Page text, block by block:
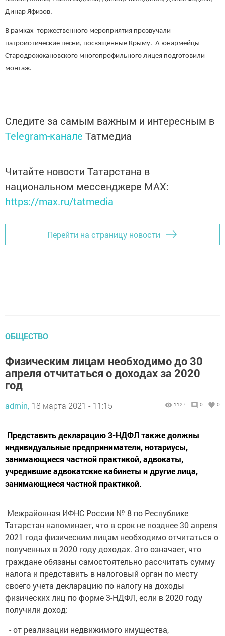
Динар Яфизов.
В рамках торжественного мероприятия прозвучали
патроиотические песни, посвященные Крыму. А юнармейцы
Стародрожжановского многопрофильного лицея подготовили
монтаж.
Следите за самым важным и интересным в
Telegram-канале Татмедиа
Читайте новости Татарстана в
национальном мессенджере MАХ:
https://max.ru/tatmedia
Перейти на страницу новости
ОБЩЕСТВО
Физическим лицам необходимо до 30
апреля отчитаться о доходах за 2020
год
admin, 18 марта 2021 - 11:15 1127 0 0
Представить декларацию 3-НДФЛ также должны
индивидуальные предприниматели, нотариусы,
занимающиеся частной практикой, адвокаты,
учредившие адвокатские кабинеты и другие лица,
занимающиеся частной практикой.
Межрайонная ИФНС России № 8 по Республике
Татарстан напоминает, что в срок не позднее 30 апреля
2021 года физическим лицам необходимо отчитаться о
полученных в 2020 году доходах. Это означает, что
граждане обязаны самостоятельно рассчитать сумму
налога и представить в налоговый орган по месту
своего учета декларацию по налогу на доходы
физических лиц по форме 3-НДФЛ, если в 2020 году
получили доход:
- от реализации недвижимого имущества,